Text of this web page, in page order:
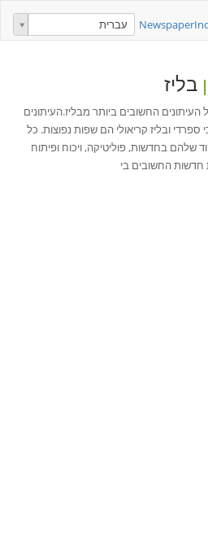
עברית
בליז
החשובים ביותר מבליז.העיתונים
ובליז קריאולי הם שפות נפוצות. כל
שלהם בחדשות, פוליטיקה, ויכוח ופיתוח
חדשות החשובים בי